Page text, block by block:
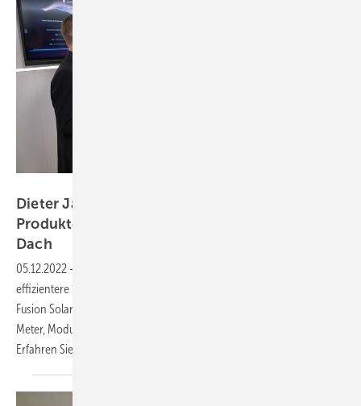
Dieter Jauch von Huawei Fusion Solar: Neue
Produkte für mehr Solarstrom vom eigenen
Dach
05.12.2022 -
effizientere Solarstromnutzung für Privathaushalte präsentiert Huawei
Fusion Solar. So eine neue Wallbox, eine Planungssoftware, Smart
Meter, Moduloptimierer und weiterentwickelte Wechselrichter.
Erfahren Sie mehr in unserem